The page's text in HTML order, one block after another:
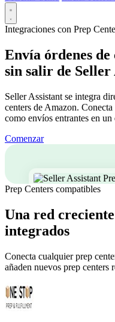
Integraciones con Prep
Envía órdenes
sin salir de Seller
Seller Assistant se integra
centers de Amazon.
como envíos entrantes en un
Comenzar
Prep Centers compatibles
Una red
integrados
Conecta cualquier prep
añaden nuevos prep centers